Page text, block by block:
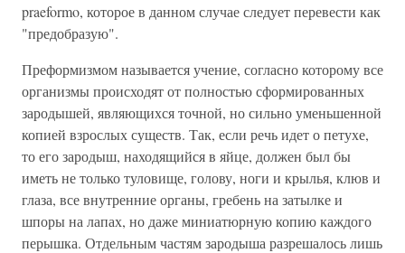
praeformo, которое в данном случае следует перевести как
"предобразую".
Преформизмом называется учение, согласно которому все
организмы происходят от полностью сформированных
зародышей, являющихся точной, но сильно уменьшенной
копией взрослых существ. Так, если речь идет о петухе,
то его зародыш, находящийся в яйце, должен был бы
иметь не только туловище, голову, ноги и крылья, клюв и
глаза, все внутренние органы, гребень на затылке и
шпоры на лапах, но даже миниатюрную копию каждого
перышка. Отдельным частям зародыша разрешалось лишь